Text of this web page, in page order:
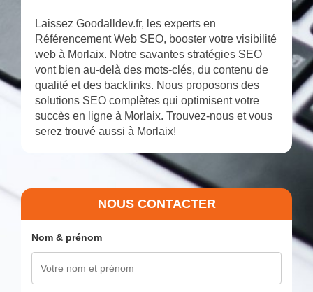
Laissez Goodalldev.fr, les experts en
Référencement Web SEO, booster votre visibilité
web à Morlaix. Notre savantes stratégies SEO
vont bien au-delà des mots-clés, du contenu de
qualité et des backlinks. Nous proposons des
solutions SEO complètes qui optimisent votre
succès en ligne à Morlaix. Trouvez-nous et vous
serez trouvé aussi à Morlaix!
NOUS CONTACTER
Nom & prénom